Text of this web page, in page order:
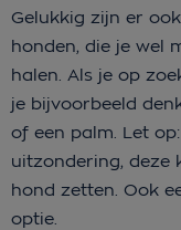
Gelukkig zijn er
honden, die je wel
halen. Als je op
je bijvoorbeeld
of een palm. Let
uitzondering, deze
hond zetten. Ook
optie.